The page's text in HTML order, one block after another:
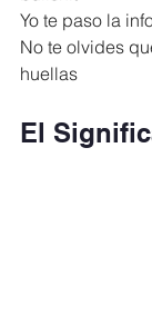
Yo te paso la
No te olvides
huellas
El